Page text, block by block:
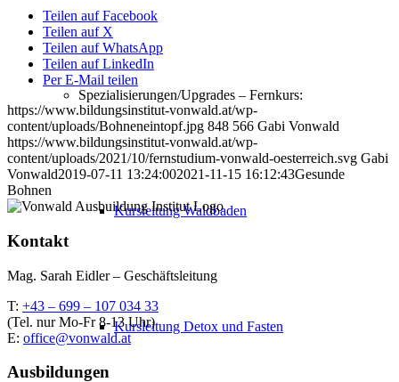
Spezialisierungen/Upgrades – Fernkurs:
Kursleitung Waldbaden
Kursleitung Detox und Fasten
Teilen auf Facebook
Teilen auf X
Teilen auf WhatsApp
Teilen auf LinkedIn
Per E-Mail teilen
https://www.bildungsinstitut-vonwald.at/wp-
content/uploads/Bohneneintopf.jpg 848 566 Gabi Vonwald
https://www.bildungsinstitut-vonwald.at/wp-
content/uploads/2021/10/fernstudium-vonwald-oesterreich.svg Gabi
Vonwald2019-07-11 13:24:002021-11-15 16:12:43Gesunde
Bohnen
Kontakt
Mag. Sarah Eidler – Geschäftsleitung
T: +43 – 699 – 107 034 33
(Tel. nur Mo-Fr 8-13 Uhr)
E: office@vonwald.at
Ausbildungen